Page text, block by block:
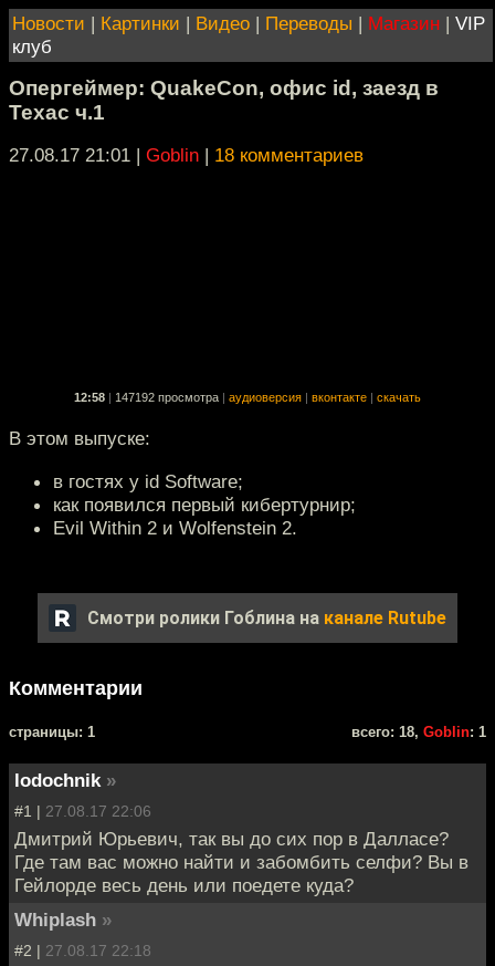
Новости | Картинки | Видео | Переводы | Магазин | VIP
клуб
Опергеймер: QuakeCon, офис id, заезд в
Техас ч.1
27.08.17 21:01 | Goblin | 18 комментариев
12:58 147192 просмотра аудиоверсия вконтакте скачать
В этом выпуске:
в гостях у id Software;
как появился первый кибертурнир;
Evil Within 2 и Wolfenstein 2.
Смотри ролики Гоблина на канале Rutube
Комментарии
cтраницы: 1 всего: 18, Goblin: 1
lodochnik »
#1 | 27.08.17 22:06
Дмитрий Юрьевич, так вы до сих пор в Далласе?
Где там вас можно найти и забомбить селфи? Вы в
Гейлорде весь день или поедете куда?
Whiplash »
#2 | 27.08.17 22:18